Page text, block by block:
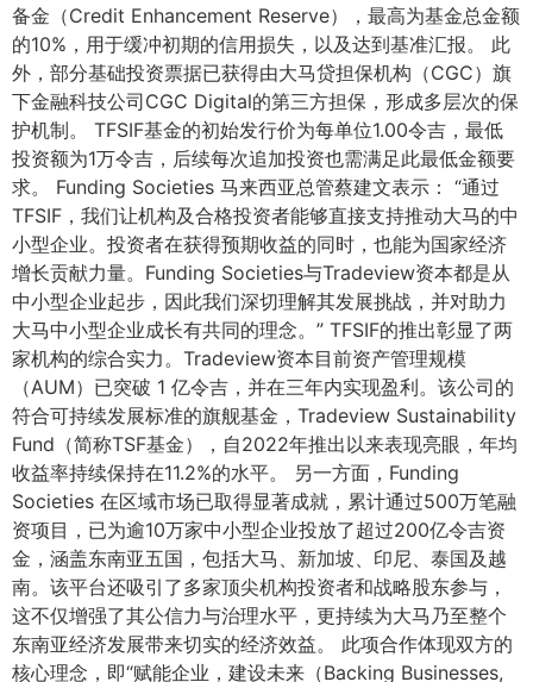
备金（Credit Enhancement Reserve），最高为基金总金额
的10%，用于缓冲初期的信用损失，以及达到基准汇报。 此
外，部分基础投资票据已获得由大马贷担保机构（CGC）旗
下金融科技公司CGC Digital的第三方担保，形成多层次的保
护机制。 TFSIF基金的初始发行价为每单位1.00令吉，最低
投资额为1万令吉，后续每次追加投资也需满足此最低金额要
求。 Funding Societies 马来西亚总管蔡建文表示： “通过
TFSIF，我们让机构及合格投资者能够直接支持推动大马的中
小型企业。投资者在获得预期收益的同时，也能为国家经济
增长贡献力量。Funding Societies与Tradeview资本都是从
中小型企业起步，因此我们深切理解其发展挑战，并对助力
大马中小型企业成长有共同的理念。” TFSIF的推出彰显了两
家机构的综合实力。Tradeview资本目前资产管理规模
（AUM）已突破 1 亿令吉，并在三年内实现盈利。该公司的
符合可持续发展标准的旗舰基金，Tradeview Sustainability
Fund（简称TSF基金），自2022年推出以来表现亮眼，年均
收益率持续保持在11.2%的水平。 另一方面，Funding
Societies 在区域市场已取得显著成就，累计通过500万笔融
资项目，已为逾10万家中小型企业投放了超过200亿令吉资
金，涵盖东南亚五国，包括大马、新加坡、印尼、泰国及越
南。该平台还吸引了多家顶尖机构投资者和战略股东参与，
这不仅增强了其公信力与治理水平，更持续为大马乃至整个
东南亚经济发展带来切实的经济效益。 此项合作体现双方的
核心理念，即“赋能企业，建设未来（Backing Businesses,